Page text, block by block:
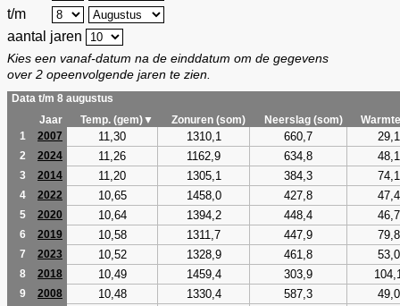
t/m
aantal jaren
Kies een vanaf-datum na de einddatum om de gegevens
over 2 opeenvolgende jaren te zien.
Data t/m 8 augustus
Jaar
Temp. (gem)▼ Zonuren (som) Neerslag (som)
1
2007 11,30 1310,1 660,7 29,1
2 2024 11,26 1162,9 634,8 48,1
3 2014 11,20 1305,1 384,3 74,1
4 2022 10,65 1458,0 427,8 47,4
5 2020 10,64 1394,2 448,4 46,7
6 2019 10,58 1311,7 447,9 79,8
7 2023 10,52 1328,9 461,8 53,0
8 2018 10,49 1459,4 303,9
9 2008 10,48 1330,4 587,3 49,0